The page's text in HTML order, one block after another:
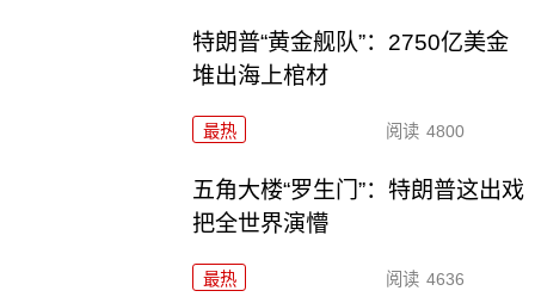
特朗普“黄金舰队”：2750亿美金
堆出海上棺材
最热 阅读 4800
五角大楼“罗生门”：特朗普这出戏
把全世界演懵
最热 阅读 4636